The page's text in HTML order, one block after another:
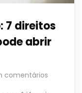
7 direitos
abrir
comentários